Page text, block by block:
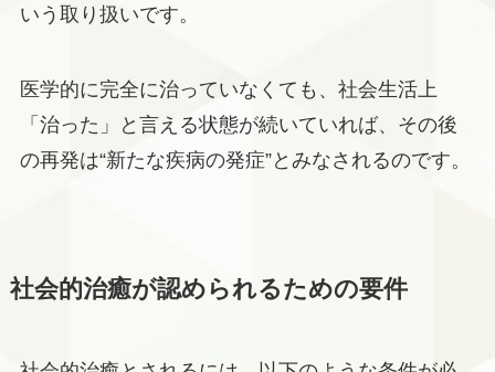
いう取り扱いです。
医学的に完全に治っていなくても、社会生活上
「治った」と言える状態が続いていれば、その後
の再発は“新たな疾病の発症”とみなされるのです。
社会的治癒が認められるための要件